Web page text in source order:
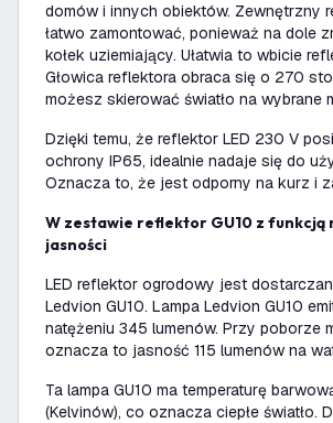
domów i innych obiektów. Zewnętrzny
łatwo zamontować, ponieważ na dole
kołek uziemiający. Ułatwia to wbicie
Głowica reflektora obraca się o 270
możesz skierować światło na wybrane
Dzięki temu, że reflektor LED 230 V
ochrony IP65, idealnie nadaje się do
Oznacza to, że jest odporny na kurz i
W zestawie reflektor GU10 z funkcją regulacji
jasności
LED reflektor ogrodowy jest
Ledvion GU10. Lampa Ledvion GU10
natężeniu 345 lumenów. Przy poborze
oznacza to jasność 115 lumenów na
Ta lampa GU10 ma temperaturę
(Kelvinów), co oznacza ciepłe światło.